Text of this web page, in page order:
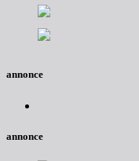
annonce
annonce